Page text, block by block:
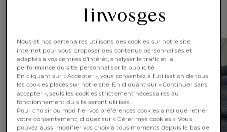
LES ENVIES DE LA SAISON
Nous et nos partenaires utilisons des cookies sur notre site
internet pour vous proposer des contenus personnalisés et
adaptés à vos centres d’intérêt, analyser le trafic et la
performance du site, personnaliser la publicité.
En cliquant sur « Accepter », vous consentez à l'utilisation de tous
les cookies placés sur notre site. En cliquant sur « Continuer sans
accepter », seuls les cookies strictement nécessaires au
fonctionnement du site seront utilisés.
Pour choisir ou modifier vos préférences cookies ainsi que retirer
votre consentement, cliquez sur « Gérer mes cookies ». Vous
pouvez aussi modifier vos choix à tous moments depuis le bas de